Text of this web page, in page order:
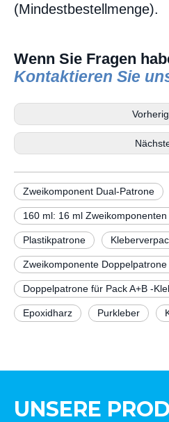
(Mindestbestellmenge).
Wenn Sie Fragen
Kontaktieren Sie
Zweikomponent Dual-Patrone
160 ml: 16 ml
Plastikpatrone
Zweikomponente Doppelpatrone
Doppelpatrone für Pack A+B -
Epoxidharz Purkleber
UNSERE